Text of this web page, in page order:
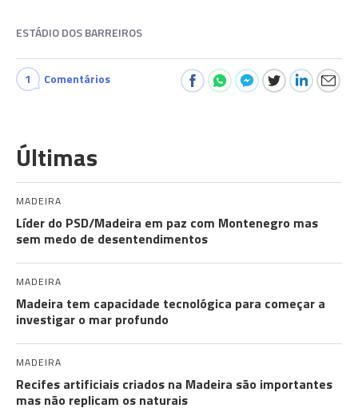
ESTÁDIO DOS BARREIROS
1 Comentários
Últimas
MADEIRA
Líder do PSD/Madeira em paz com Montenegro mas
sem medo de desentendimentos
MADEIRA
Madeira tem capacidade tecnológica para começar a
investigar o mar profundo
MADEIRA
Recifes artificiais criados na Madeira são importantes
mas não replicam os naturais